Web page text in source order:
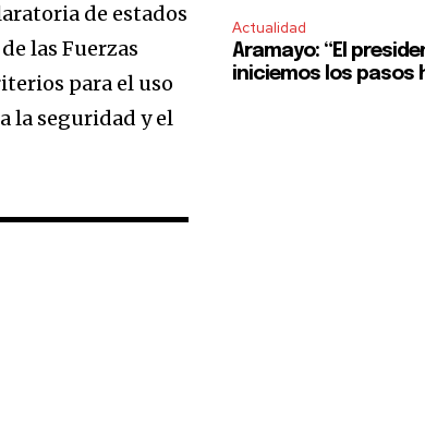
de estados
las Fuerzas
para el uso
la seguridad y el
Actualidad
Aramayo: “El
iniciemos los pasos